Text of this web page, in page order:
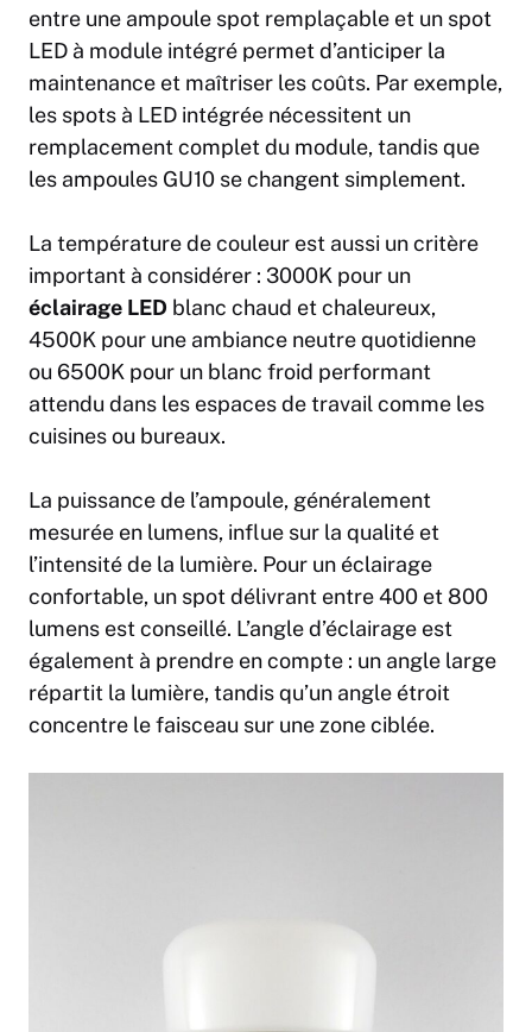
entre une ampoule spot remplaçable et un spot
LED à module intégré permet d’anticiper la
maintenance et maîtriser les coûts. Par exemple,
les spots à LED intégrée nécessitent un
remplacement complet du module, tandis que
les ampoules GU10 se changent simplement.
La température de couleur est aussi un critère
important à considérer : 3000K pour un
éclairage LED blanc chaud et chaleureux,
4500K pour une ambiance neutre quotidienne
ou 6500K pour un blanc froid performant
attendu dans les espaces de travail comme les
cuisines ou bureaux.
La puissance de l’ampoule, généralement
mesurée en lumens, influe sur la qualité et
l’intensité de la lumière. Pour un éclairage
confortable, un spot délivrant entre 400 et 800
lumens est conseillé. L’angle d’éclairage est
également à prendre en compte : un angle large
répartit la lumière, tandis qu’un angle étroit
concentre le faisceau sur une zone ciblée.